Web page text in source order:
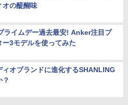
オの醍醐味
ライムデー過去最安! Anker注目プ
ー3モデルを使ってみた
ィオブランドに進化するSHANLING
？